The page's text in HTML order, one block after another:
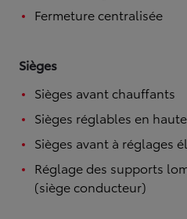
Fermeture centralisée
Sièges
Sièges avant chauffants
Sièges réglables en
Sièges avant à réglages
Réglage des supports
(siège conducteur)